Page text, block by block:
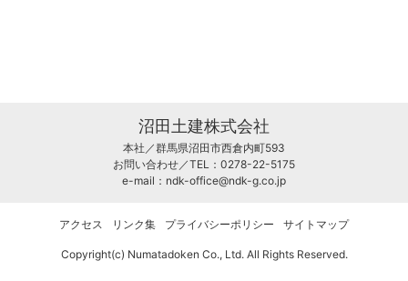
沼田土建株式会社
本社／群馬県沼田市西倉内町593
お問い合わせ／TEL：0278-22-5175
e-mail： ndk-office@ndk-g.co.jp
アクセス リンク集 プライバシーポリシー サイトマップ
Copyright(c) Numatadoken Co., Ltd. All Rights Reserved.